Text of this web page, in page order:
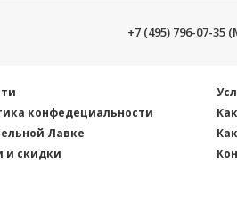
+7 (495) 796-07-35
конфедециальности
Лавке
и скидки